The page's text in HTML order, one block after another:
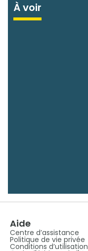
À voir
Aide
Centre d’assistance
Politique de vie privée
Conditions d’utilisation